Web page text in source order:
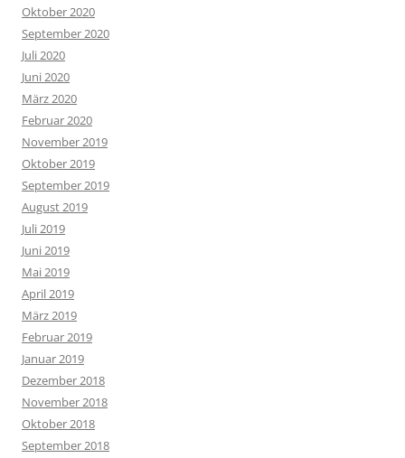
Oktober 2020
September 2020
Juli 2020
Juni 2020
März 2020
Februar 2020
November 2019
Oktober 2019
September 2019
August 2019
Juli 2019
Juni 2019
Mai 2019
April 2019
März 2019
Februar 2019
Januar 2019
Dezember 2018
November 2018
Oktober 2018
September 2018